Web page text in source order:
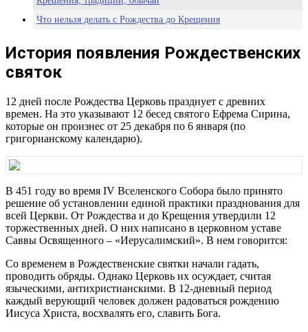
Что нельзя делать с Рождества до Крещения
История появления Рождественских
святок
12 дней после Рождества Церковь празднует с древних
времен. На это указывают 12 бесед святого Ефрема Сирина,
которые он произнес от 25 декабря по 6 января (по
григорианскому календарю).
В 451 году во время IV Вселенского Собора было принято
решение об установлении единой практики празднования для
всей Церкви. От Рождества и до Крещения утвердили 12
торжественных дней. О них написано в церковном уставе
Саввы Освященного – «Иерусалимский». В нем говорится:
Со временем в Рождественские святки начали гадать,
проводить обряды. Однако Церковь их осуждает, считая
языческими, антихристианскими. В 12-дневный период
каждый верующий человек должен радоваться рождению
Иисуса Христа, восхвалять его, славить Бога.